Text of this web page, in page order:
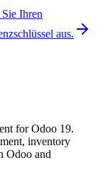
Sie Ihren
aus.
for Odoo 19.
inventory
Odoo and